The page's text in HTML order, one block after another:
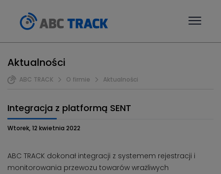
Aktualności
ABC TRACK O firmie Aktualności
Integracja z platformą SENT
Wtorek, 12 kwietnia 2022
ABC TRACK dokonał integracji z systemem rejestracji i
monitorowania przewozu towarów wrażliwych